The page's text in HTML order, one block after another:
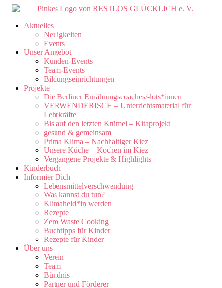
Aktuelles
Neuigkeiten
Events
Unser Angebot
Kunden-Events
Team-Events
Bildungseinrichtungen
Projekte
Die Berliner Ernährungscoaches/-lots*innen
VERWENDERISCH – Unterrichtsmaterial für
Lehrkräfte
Bis auf den letzten Krümel – Kitaprojekt
gesund & gemeinsam
Prima Klima – Nachhaltiger Kiez
Unsere Küche – Kochen im Kiez
Vergangene Projekte & Highlights
Kinderbuch
Informier Dich
Lebensmittelverschwendung
Was kannst du tun?
Klimaheld*in werden
Rezepte
Zero Waste Cooking
Buchtipps für Kinder
Rezepte für Kinder
Über uns
Verein
Team
Bündnis
Partner und Förderer